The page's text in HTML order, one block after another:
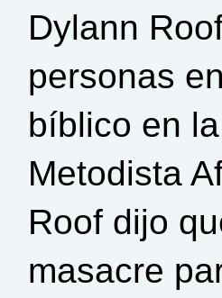
Dylann
personas
bíblico en
Metodista
Roof dijo
masacre